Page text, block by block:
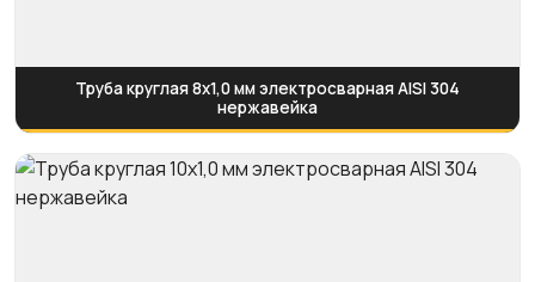
Труба круглая 8х1,0 мм электросварная AISI 304
нержавейка